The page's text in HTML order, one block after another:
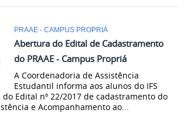
PRAAE - CAMPUS PROPRIÁ
Abertura do Edital de Cadastramento
do PRAAE - Campus Propriá
A Coordenadoria de Assistência
Estudantil informa aos alunos do IFS
Edital nº 22/2017 de cadastramento do
e Acompanhamento ao...